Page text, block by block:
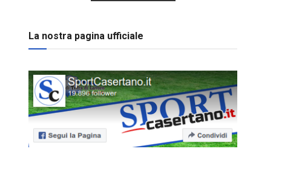
La nostra pagina ufficiale